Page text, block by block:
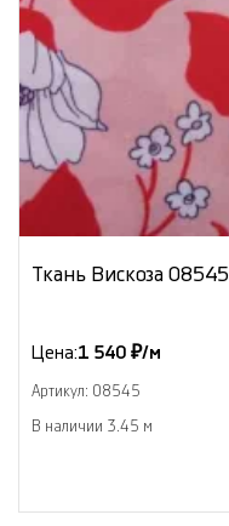
Ткань Вискоза 08545
Цена:1 540 ₽/м
Артикул: 08545
В наличии 3.45 м